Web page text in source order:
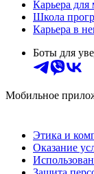
Карьера для
Школа
Карьера в
Боты для
Мобильное
Этика и
Оказание